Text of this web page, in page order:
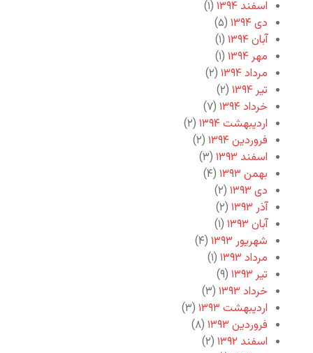
اسفند ۱۳۹۴
(۱)
دی ۱۳۹۴
(۵)
آبان ۱۳۹۴
(۱)
مهر ۱۳۹۴
(۱)
مرداد ۱۳۹۴
(۲)
تیر ۱۳۹۴
(۲)
خرداد ۱۳۹۴
(۷)
اردیبهشت ۱۳۹۴
(۲)
فروردین ۱۳۹۴
(۲)
اسفند ۱۳۹۳
(۳)
بهمن ۱۳۹۳
(۴)
دی ۱۳۹۳
(۲)
آذر ۱۳۹۳
(۲)
آبان ۱۳۹۳
(۱)
شهریور ۱۳۹۳
(۴)
مرداد ۱۳۹۳
(۱)
تیر ۱۳۹۳
(۹)
خرداد ۱۳۹۳
(۳)
اردیبهشت ۱۳۹۳
(۳)
فروردین ۱۳۹۳
(۸)
اسفند ۱۳۹۲
(۲)